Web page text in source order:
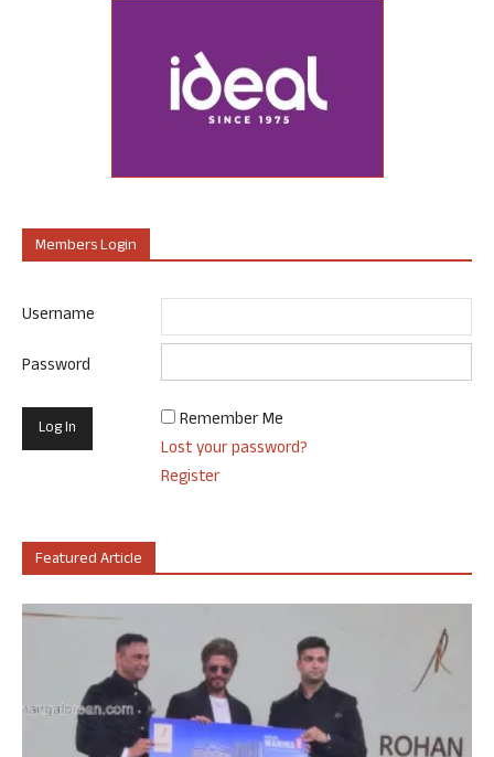
Members Login
Username
Password
Remember Me
Lost your password?
Register
Featured Article